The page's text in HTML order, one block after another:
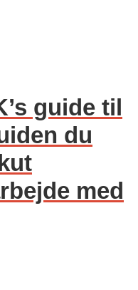
guide til
du
med